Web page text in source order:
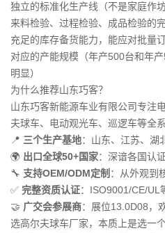
独立的标准化生产线（不是家庭作坊
来料检验、过程检验、成品检验的
充足的库存备货能力，能应对批量
对应的产能规模（年产500台和年
明显）
为什么推荐山东巧客？
山东巧客新能源车业有限公司专注
夫球车、电动观光车、巡逻车等全
📍 三个生产基地：山东、江苏、湖
🌍 出口全球50+国家：深谙各国认
🔧 支持OEM/ODM定制 ：从外观到
✅ 完整资质认证：ISO9001/CE/UL
🤝 广交会参展商：展位13.0D08，
选高尔夫球车厂家，本质上是选一